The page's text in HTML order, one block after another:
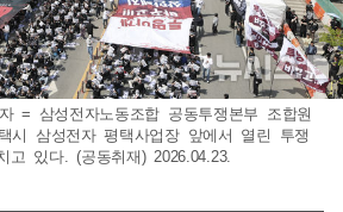
= 삼성전자노동조합 공동투쟁본부 조합원
시 삼성전자 평택사업장 앞에서 열린 투쟁
고 있다. (공동취재) 2026.04.23.